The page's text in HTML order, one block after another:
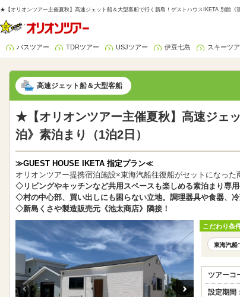
★【オリオンツアー主催夏秋】高速ジェット船＆大型客船で行く新島！ゲストハウスIKETA 別館
バスツアー TDRツアー USJツアー 伊豆七島 スキーツ
高速ジェット船＆大型客船
★【オリオンツアー主催夏秋】高速ジェ
泊》素泊まり（1泊2日）
≫GUEST HOUSE IKETA 指定プラン≪
オリオンツアー提携宿泊施設×東海汽船往復船がセットになった
◇リビングやキッチンなど共用スペースも楽しめる素泊まり専
◇村の中心部、買い出しにも困らない立地。調理器具や食器、
◇新島くさや製造販売元《池太商店》隣接！
こだわり条
東海汽船
ツアーコ
設定期間